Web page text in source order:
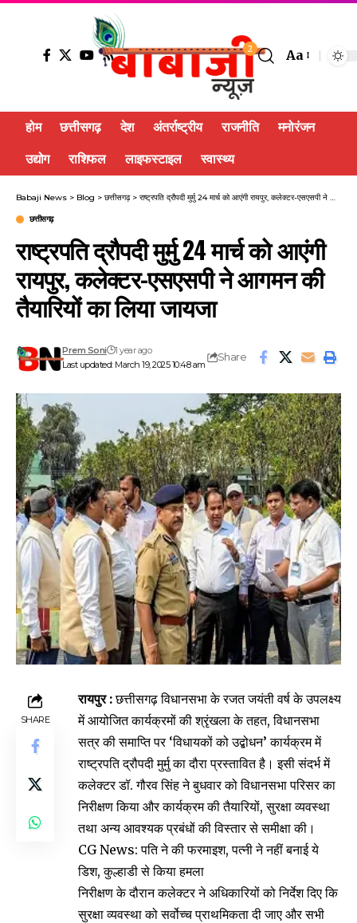
2 Aa
होम छत्तीसगढ़ देश अंतर्राष्ट्रीय राजनीति मनोरंजन
उद्योग राशिफल लाइफस्टाइल स्वास्थ्य
Babaji News > Blog > छत्तीसगढ़> राष्ट्रपति द्रौपदी मुर्मु 24 मार्च को आएंगी रायपुर, कलेक्टर-एसएसपी ने आगमन की तैयारियों का लिया जायजा
छत्तीसगढ़
राष्ट्रपति द्रौपदी मुर्मु 24 मार्च को आएंगी
रायपुर, कलेक्टर-एसएसपी ने आगमन की
तैयारियों का लिया जायजा
Last updated: March 19, 2025 10:48 am
Prem Soni 1 year ago
Share
SHARE
रायपुर :छत्तीसगढ़ विधानसभा के रजत जयंती वर्ष के उपलक्ष्य
में आयोजित कार्यक्रमों की श्रृंखला के तहत, विधानसभा
सत्र की समाप्ति पर ‘विधायकों को उद्बोधन’ कार्यक्रम में
राष्ट्रपति द्रौपदी मुर्मु का दौरा प्रस्तावित है। इसी संदर्भ में
कलेक्टर डॉ. गौरव सिंह ने बुधवार को विधानसभा परिसर का
निरीक्षण किया और कार्यक्रम की तैयारियों, सुरक्षा व्यवस्था
तथा अन्य आवश्यक प्रबंधों की विस्तार से समीक्षा की।
CG News: पति ने की फरमाइश, पत्नी ने नहीं बनाई ये
डिश, कुल्हाडी से किया हमला
निरीक्षण के दौरान कलेक्टर ने अधिकारियों को निर्देश दिए कि
सुरक्षा व्यवस्था को सर्वोच्च प्राथमिकता दी जाए और सभी